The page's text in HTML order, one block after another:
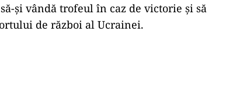
și vândă trofeul în caz de victorie și să
de război al Ucrainei.